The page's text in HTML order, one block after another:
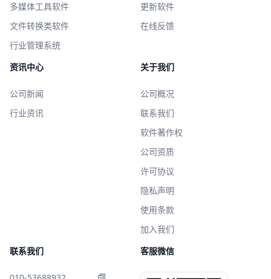
多媒体工具软件
文件转换类软件
行业管理系统
更新软件
在线反馈
资讯中心
公司新闻
行业资讯
关于我们
公司概况
联系我们
软件著作权
公司资质
许可协议
隐私声明
使用条款
加入我们
联系我们
客服微信